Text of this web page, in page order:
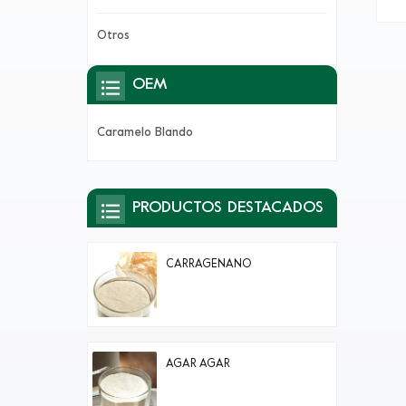
Otros
OEM
Caramelo Blando
PRODUCTOS DESTACADOS
CARRAGENANO
AGAR AGAR